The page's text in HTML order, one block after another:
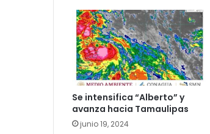
Se intensifica “Alberto” y
avanza hacia Tamaulipas
junio 19, 2024